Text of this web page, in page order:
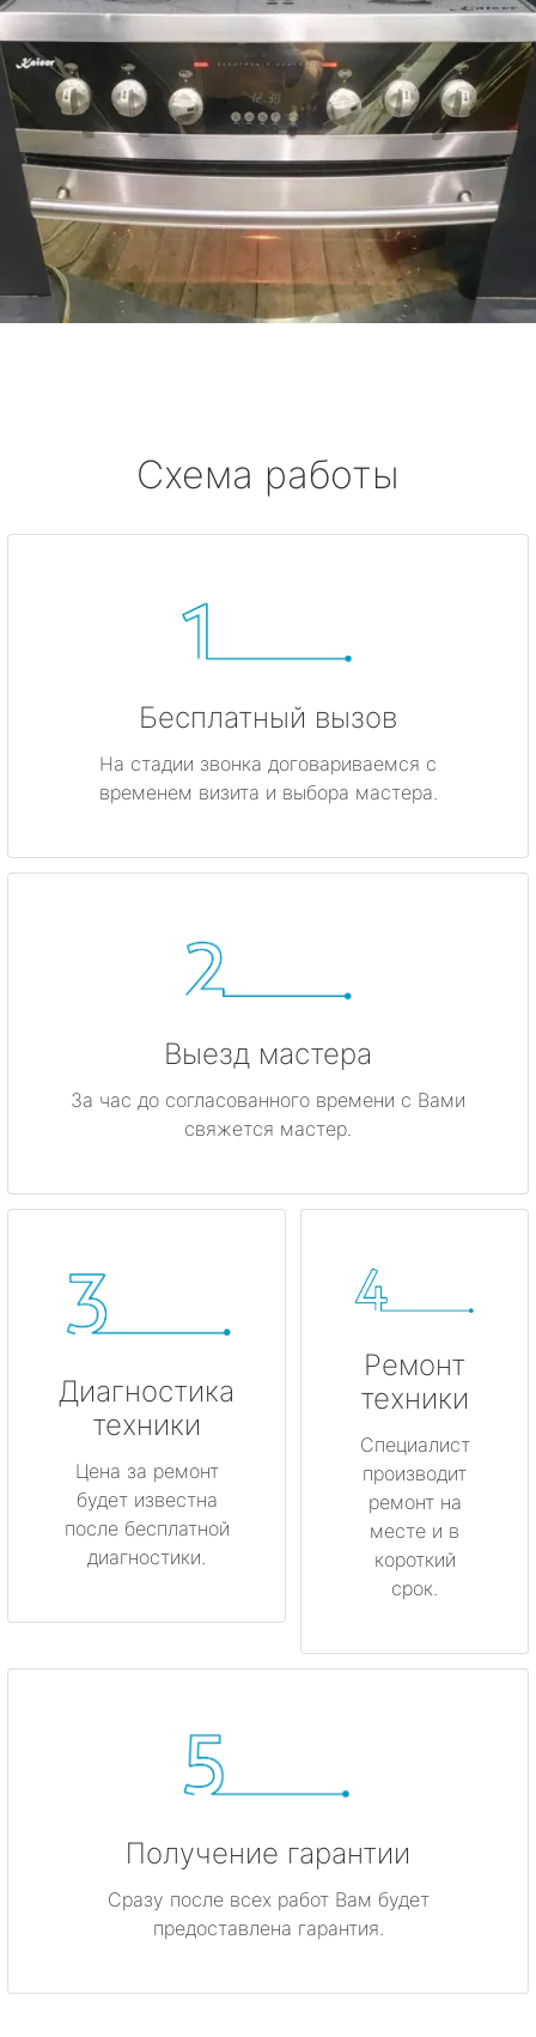
Схема работы
Бесплатный вызов
На стадии звонка договариваемся с
временем визита и выбора мастера.
Выезд мастера
За час до согласованного времени с Вами
свяжется мастер.
Диагностика
техники
Цена за ремонт
будет известна
после бесплатной
диагностики.
Ремонт
техники
Специалист
производит
ремонт на
месте и в
короткий
срок.
Получение гарантии
Сразу после всех работ Вам будет
предоставлена гарантия.